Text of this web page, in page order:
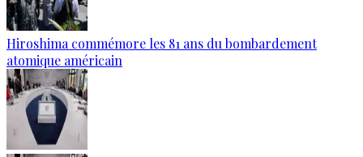
Hiroshima commémore les 81 ans du bombardement
atomique américain